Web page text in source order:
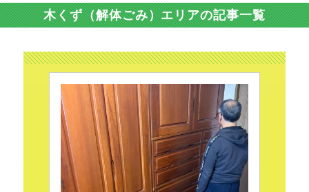
木くず（解体ごみ）エリアの記事一覧